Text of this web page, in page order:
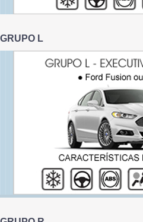
GRUPO L